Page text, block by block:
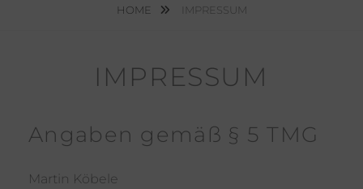
HOME IMPRESSUM
IMPRESSUM
Angaben gemäß § 5 TMG
Martin Köbele